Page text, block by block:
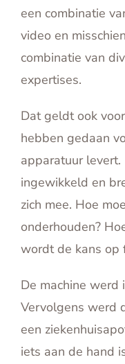
een combinatie
video en
combinatie van
expertises.
Dat geldt ook
hebben gedaan
apparatuur
ingewikkeld en
zich mee. Hoe
onderhouden?
wordt de kans op
De machine werd
Vervolgens werd
een
iets aan de hand